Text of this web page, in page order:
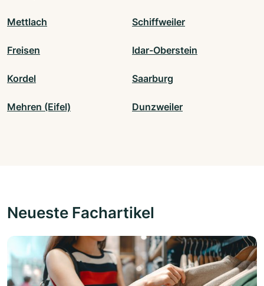
Mettlach Schiffweiler
Freisen Idar-Oberstein
Kordel Saarburg
Mehren (Eifel) Dunzweiler
Neueste Fachartikel